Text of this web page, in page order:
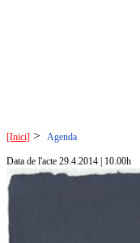
[Inici] > Agenda
Data de l'acte 29.4.2014 | 10.00h